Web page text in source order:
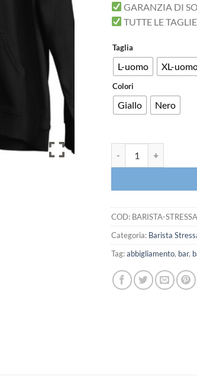
GARANZIA DI
TUTTE LE
Taglia
L-uomo XL-
Colori
Giallo Nero
COD: BARISTA-
Categoria: Barista
Tag:abbigliamento, bar,